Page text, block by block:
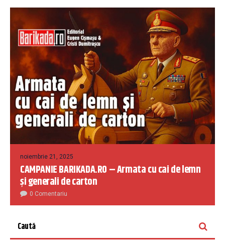
noiembrie 21, 2025
CAMPANIE BARIKADA.RO – Armata cu cai de lemn
și generali de carton
0 Comentariu